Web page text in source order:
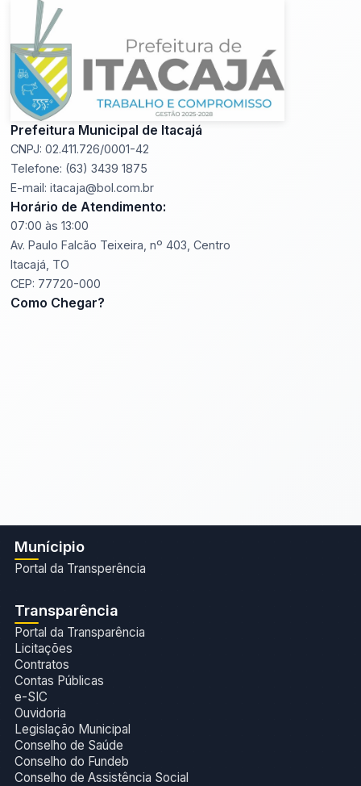
Prefeitura Municipal de Itacajá
CNPJ: 02.411.726/0001-42
Telefone: (63) 3439 1875
E-mail: itacaja@bol.com.br
Horário de Atendimento:
07:00 às 13:00
Av. Paulo Falcão Teixeira, nº 403, Centro
Itacajá, TO
CEP: 77720-000
Como Chegar?
Munícipio
Portal da Transperência
Transparência
Portal da Transparência
Licitações
Contratos
Contas Públicas
e-SIC
Ouvidoria
Legislação Municipal
Conselho de Saúde
Conselho do Fundeb
Conselho de Assistência Social